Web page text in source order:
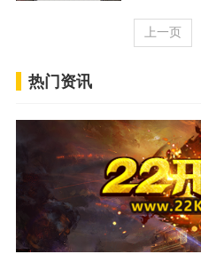
上一页
热门资讯